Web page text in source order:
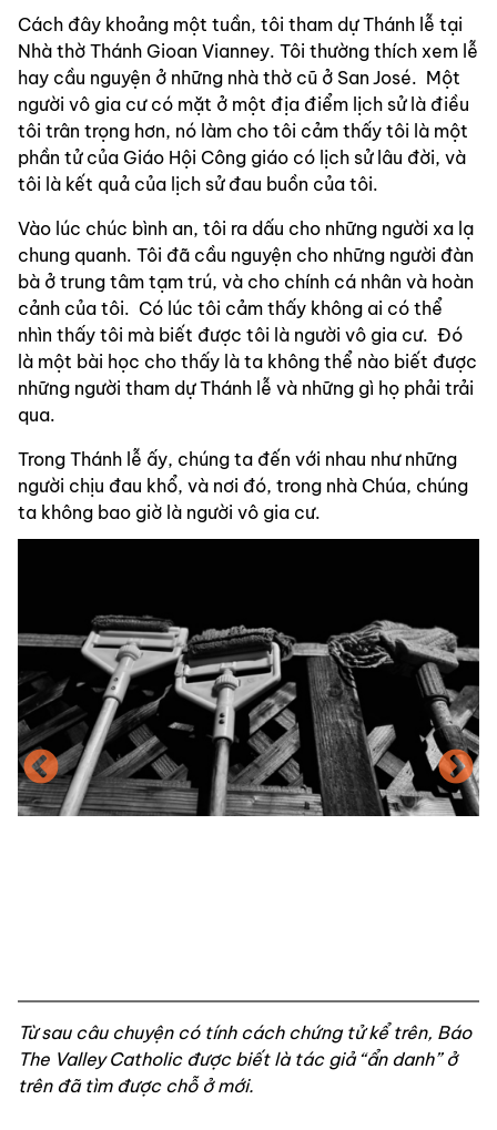
Cách đây khoảng một tuần, tôi tham dự Thánh lễ tại
Nhà thờ Thánh Gioan Vianney. Tôi thường thích xem lễ
hay cầu nguyện ở những nhà thờ cũ ở San José.  Một
người vô gia cư có mặt ở một địa điểm lịch sử là điều
tôi trân trọng hơn, nó làm cho tôi cảm thấy tôi là một
phần tử của Giáo Hội Công giáo có lịch sử lâu đời, và
tôi là kết quả của lịch sử đau buồn của tôi.
Vào lúc chúc bình an, tôi ra dấu cho những người xa lạ
chung quanh. Tôi đã cầu nguyện cho những người đàn
bà ở trung tâm tạm trú, và cho chính cá nhân và hoàn
cảnh của tôi.  Có lúc tôi cảm thấy không ai có thể
nhìn thấy tôi mà biết được tôi là người vô gia cư.  Đó
là một bài học cho thấy là ta không thể nào biết được
những người tham dự Thánh lễ và những gì họ phải trải
qua.
Trong Thánh lễ ấy, chúng ta đến với nhau như những
người chịu đau khổ, và nơi đó, trong nhà Chúa, chúng
ta không bao giờ là người vô gia cư.
Từ sau câu chuyện có tính cách chứng tử kể trên, Báo
The Valley Catholic được biết là tác giả “ẩn danh” ở
trên đã tìm được chỗ ở mới.